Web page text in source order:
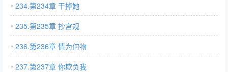
234.第234章 干掉她
235.第235章 抄宫规
236.第236章 情为何物
237.第237章 你欺负我